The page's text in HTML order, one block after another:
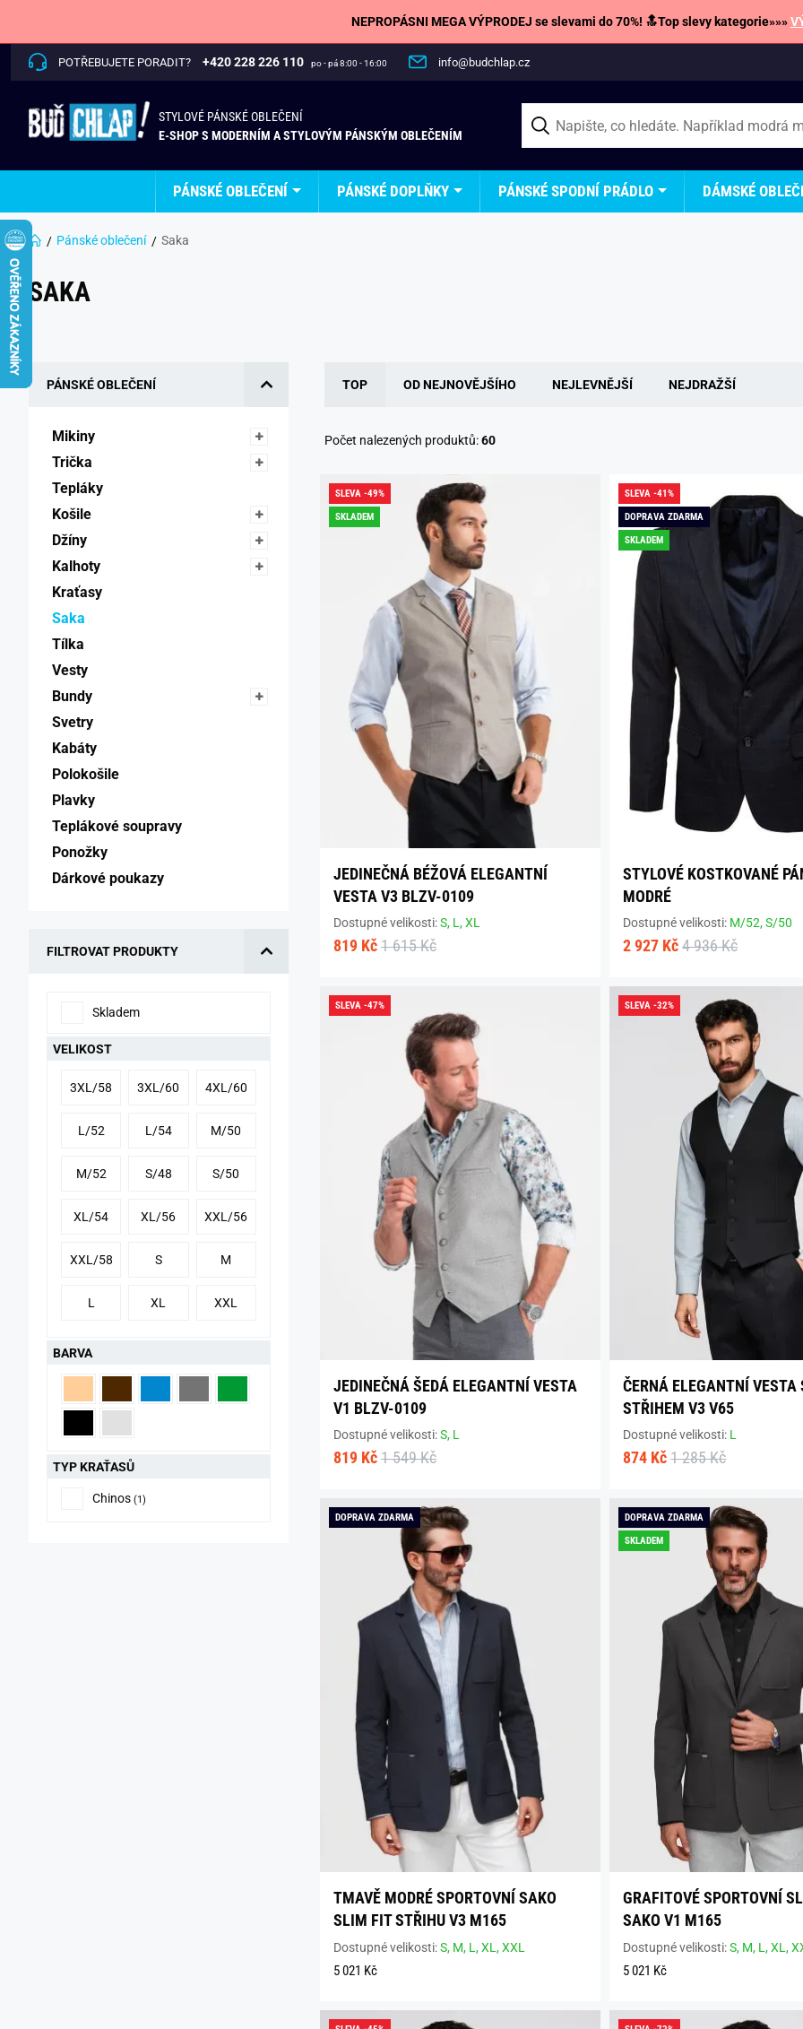
NEPROPÁSNI MEGA VÝPRODEJ se slevami do 70%! 🔝Top slevy kategorie»»»
POTŘEBUJETE PORADIT? +420 228 226 110 po - pá 8:00 - 16:00 info@budchlap.cz
STYLOVÉ PÁNSKÉ OBLEČENÍ
E-SHOP S MODERNÍM A STYLOVÝM PÁNSKÝM OBLEČENÍM
PÁNSKÉ OBLEČENÍ PÁNSKÉ DOPLŇKY PÁNSKÉ SPODNÍ PRÁDLO DÁMSKÉ
Pánské oblečení Saka
SAKA
PÁNSKÉ OBLEČENÍ
Mikiny
Trička
Tepláky
Košile
Džíny
Kalhoty
Kraťasy
Saka
Tílka
Vesty
Bundy
Svetry
Kabáty
Polokošile
Plavky
Teplákové soupravy
Ponožky
Dárkové poukazy
FILTROVAT PRODUKTY
Skladem
VELIKOST
3XL/58 3XL/60 4XL/60
L/52 L/54 M/50
M/52 S/48 S/50
XL/54 XL/56 XXL/56
XXL/58 S M
L XL XXL
BARVA
TYP KRAŤASŮ
Chinos (1)
TOP OD NEJNOVĚJŠÍHO NEJLEVNĚJŠÍ NEJDRAŽŠÍ
Počet nalezených produktů:60
SLEVA -49%
SKLADEM
JEDINEČNÁ BÉŽOVÁ ELEGANTNÍ
VESTA V3 BLZV-0109
Dostupné velikosti:S, L,XL
819 Kč 1 615 Kč
SLEVA -41%
DOPRAVA ZDARMA
SKLADEM
STYLOVÉ KOSTKOVANÉ
MODRÉ
Dostupné velikosti: M/52,S/50
2 927 Kč 4 936 Kč
SLEVA -47%
JEDINEČNÁ ŠEDÁ ELEGANTNÍ VESTA
V1 BLZV-0109
Dostupné velikosti:S, L
819 Kč 1 549 Kč
SLEVA -32%
ČERNÁ ELEGANTNÍ VESTA
STŘIHEM V3 V65
Dostupné velikosti: L
874 Kč 1 285 Kč
DOPRAVA ZDARMA
TMAVĚ MODRÉ SPORTOVNÍ SAKO
SLIM FIT STŘIHU V3 M165
Dostupné velikosti:S, M, L,XL,XXL
5 021 Kč
DOPRAVA ZDARMA
SKLADEM
GRAFITOVÉ SPORTOVNÍ
SAKO V1 M165
Dostupné velikosti:S, M, L,XL,
5 021 Kč